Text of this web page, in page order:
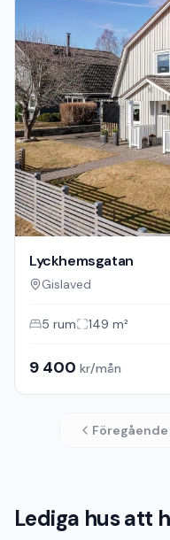
Lyckhemsgatan
Gislaved
5 rum 149 m²
9 400 kr/mån
Föregående
Lediga hus att